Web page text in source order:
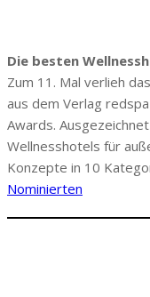
Die besten
Zum 11. Mal verlieh
aus dem Verlag
Awards.
Wellnesshotels für
Konzepte in 10
Nominierten